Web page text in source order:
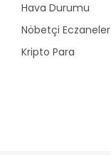
Hava Durumu
Nöbetçi Eczaneler
Kripto Para